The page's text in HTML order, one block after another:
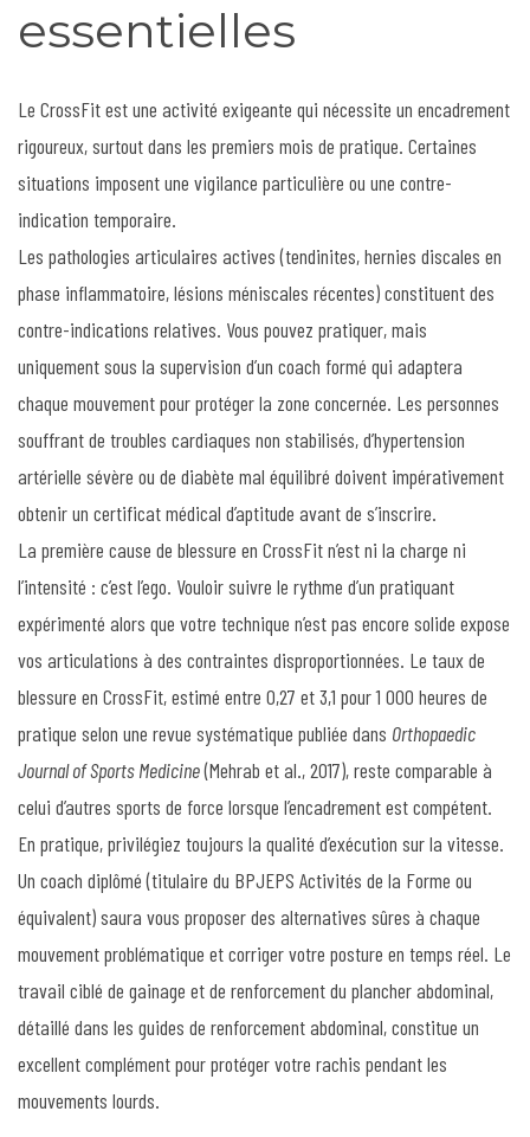
essentielles
Le CrossFit est une activité exigeante qui nécessite un encadrement
rigoureux, surtout dans les premiers mois de pratique. Certaines
situations imposent une vigilance particulière ou une contre-
indication temporaire.
Les pathologies articulaires actives (tendinites, hernies discales en
phase inflammatoire, lésions méniscales récentes) constituent des
contre-indications relatives. Vous pouvez pratiquer, mais
uniquement sous la supervision d’un coach formé qui adaptera
chaque mouvement pour protéger la zone concernée. Les personnes
souffrant de troubles cardiaques non stabilisés, d’hypertension
artérielle sévère ou de diabète mal équilibré doivent impérativement
obtenir un certificat médical d’aptitude avant de s’inscrire.
La première cause de blessure en CrossFit n’est ni la charge ni
l’intensité : c’est l’ego. Vouloir suivre le rythme d’un pratiquant
expérimenté alors que votre technique n’est pas encore solide expose
vos articulations à des contraintes disproportionnées. Le taux de
blessure en CrossFit, estimé entre 0,27 et 3,1 pour 1 000 heures de
pratique selon une revue systématique publiée dans Orthopaedic
Journal of Sports Medicine(Mehrab et al., 2017), reste comparable à
celui d’autres sports de force lorsque l’encadrement est compétent.
En pratique, privilégiez toujours la qualité d’exécution sur la vitesse.
Un coach diplômé (titulaire du BPJEPS Activités de la Forme ou
équivalent) saura vous proposer des alternatives sûres à chaque
mouvement problématique et corriger votre posture en temps réel. Le
travail ciblé de gainage et de renforcement du plancher abdominal,
détaillé dans les guides de renforcement abdominal, constitue un
excellent complément pour protéger votre rachis pendant les
mouvements lourds.